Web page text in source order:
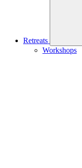
Retreats
Workshops